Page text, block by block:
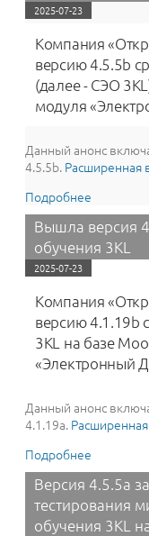
2025-07-23
Компания
версию 4.5.5b
(далее - СЭО
модуля
Данный анонс
4.5.5b. Расширенная
Подробнее
Вышла версия
обучения 3KL
2025-07-23
Компания
версию 4.1.19b
3KL на базе
«Электронный
Данный анонс
4.1.19a.
Подробнее
обучения
Версия 4.5.5a
тестирования
обучения 3KL